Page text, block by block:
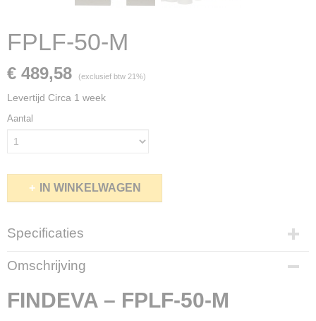
FPLF-50-M
€ 489,58 (exclusief btw 21%)
Levertijd Circa 1 week
Aantal
IN WINKELWAGEN
Specificaties
Netto gewicht
3,05 Kg
Bruto gewicht
4,00 Kg
Omschrijving
FINDEVA – FPLF-50-M